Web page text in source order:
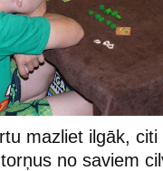
mazliet ilgāk,
no saviem